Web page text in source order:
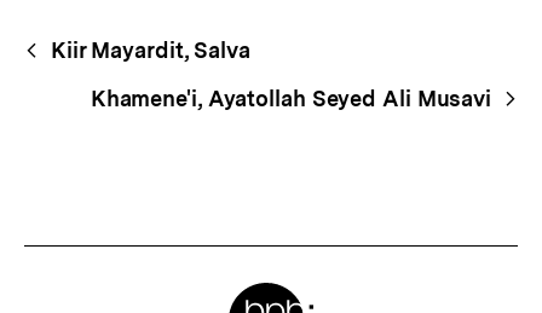
Begriffsnavigation
Content-
Navigation
Kiir Mayardit, Salva
Khamene'i, Ayatollah Seyed Ali Musavi